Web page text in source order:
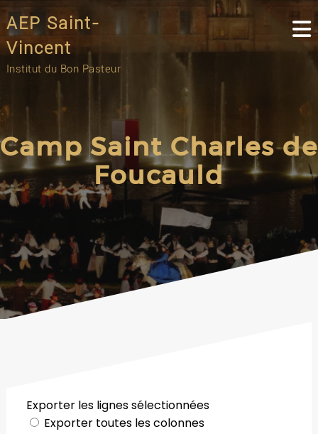
Skip
to
content
AEP Saint-
Vincent
Institut du Bon Pasteur
Camp Saint Charles de
Foucauld